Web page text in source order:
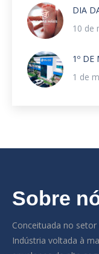
DIA
10 de
1º
1 de
Sobre
Conceituada no
Indústria voltada à